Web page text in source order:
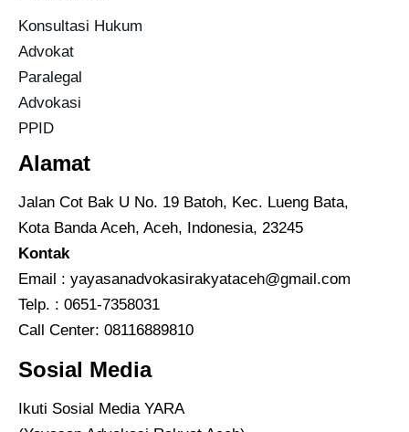
Konsultasi Hukum
Advokat
Paralegal
Advokasi
PPID
Alamat
Jalan Cot Bak U No. 19 Batoh, Kec. Lueng Bata,
Kota Banda Aceh, Aceh, Indonesia, 23245
Kontak
Email : yayasanadvokasirakyataceh@gmail.com
Telp. : 0651-7358031
Call Center: 08116889810
Sosial Media
Ikuti Sosial Media YARA